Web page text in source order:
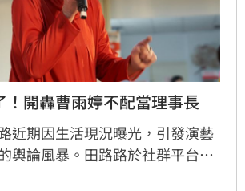
！開轟曹雨婷不配當理事長
近期因生活現況曝光，引發演藝
輿論風暴。田路路於社群平台公
理事長曹雨婷，質疑其適任性並